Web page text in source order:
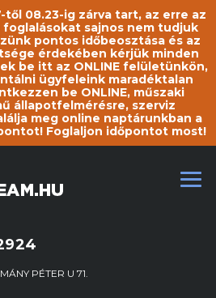
től 08.23-ig zárva tart, az erre az
sajnos nem tudjuk
pontos időbeosztása és az
érdekében kérjük minden
be itt az ONLINE felületünkön,
ügyfeleink maradéktalan
be ONLINE, műszaki
állapotfelmérésre, szerviz
meg online naptárunkban a
Foglaljon időpontot most!
PÉTER U 71.